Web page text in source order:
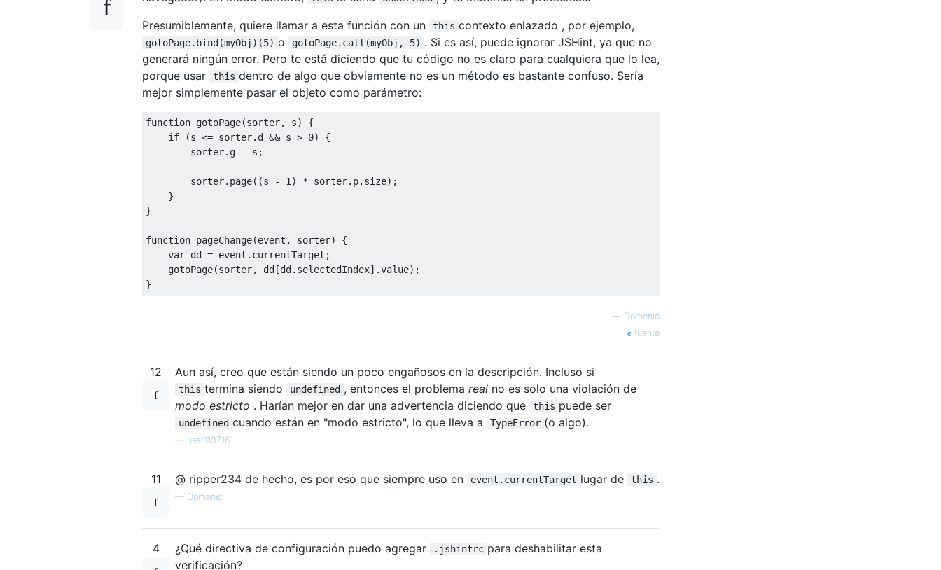
Presumiblemente, quiere llamar a esta función con un
this contexto enlazado , por ejemplo,
gotoPage.bind(myObj)(5) o gotoPage.call(myObj, 5) . Si es así, puede ignorar JSHint, ya que no
generará ningún error. Pero te está diciendo que tu código no es claro para cualquiera que lo lea,
porque usar
this dentro de algo que obviamente no es un método es bastante confuso. Sería
mejor simplemente pasar el objeto como parámetro:
function gotoPage(sorter, s)
{
if
(s <= sorter. d && s > 0)
{
        sorter
. g = s ;
        sorter
. page((s - 1 ) * sorter. p. size);
}
}
function pageChange(event , sorter)
{
var dd = event . currentTarget ;
    gotoPage
(sorter, dd[dd. selectedIndex].value);
}
— Domenic
fuente
12 Aun así, creo que están siendo un poco engañosos en la descripción. Incluso si
this termina siendo undefined , entonces el problema real no es solo una violación de
modo estricto . Harían mejor en dar una advertencia diciendo que this puede ser
undefined cuando están en "modo estricto", lo que lleva a TypeError (o algo).
user113716
11 @ ripper234 de hecho, es por eso que siempre uso en event.currentTarget lugar de this .
— Domenic
4 ¿Qué directiva de configuración puedo agregar .jshintrc para deshabilitar esta
verificación?